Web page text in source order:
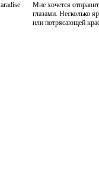
Мне хочется
глазами. Несколько
или потрясающей